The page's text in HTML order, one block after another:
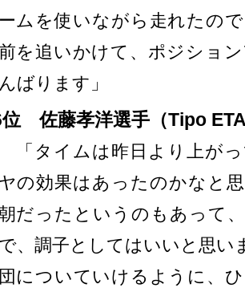
ームを使いながら走れたの
を追いかけて、ポジショ
んばります」
佐藤孝洋選手（Tipo
「タイムは昨日より上が
ヤの効果はあったのかなと
だったというのもあって
で、調子としてはいいと思い
団についていけるように、